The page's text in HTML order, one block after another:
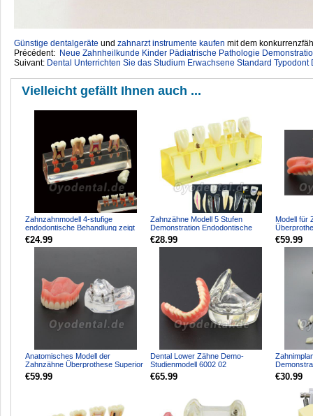
Günstige dentalgeräte ‎ und zahnarzt instrumente kaufen mit dem
Précédent: Neue Zahnheilkunde Kinder Pädiatrische Pathologie
Suivant: Dental Unterrichten Sie das Studium Erwachsene Standard
Vielleicht gefällt Ihnen auch ...
Zahnzahnmodell 4-stufige
endodontische Behandlung zeigt
anatomisches M4018-01
€24.99
Zahnzähne Modell 5 Stufen
Demonstration Endodontische
Behandlung Wurzelkanal Sch...
€28.99
Modell für
€59.99
Anatomisches Modell der
Zahnzähne Überprothese Superior
mit 4 Implantaten Demo M...
€59.99
Dental Lower Zähne Demo-
Studienmodell 6002 02
Overdenture Unten 4 Implantate
€65.99 €30.99